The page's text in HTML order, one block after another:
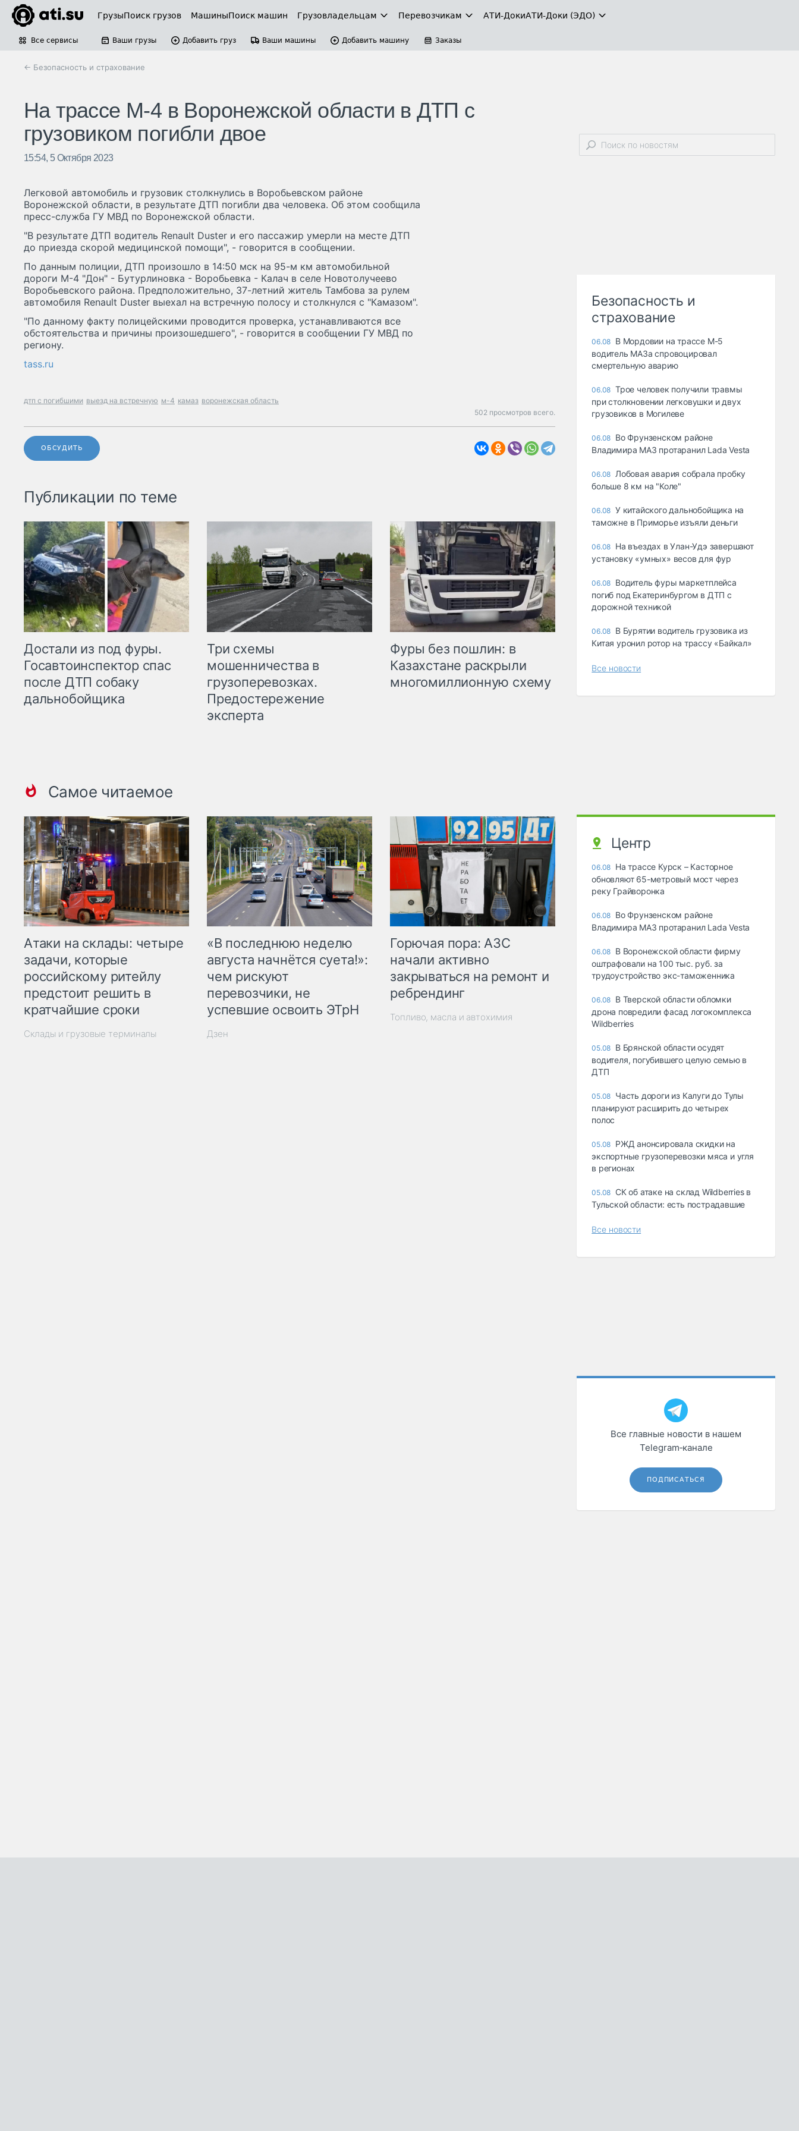
ГрузыПоиск грузов МашиныПоиск машин Грузовладельцам Перевозчикам АТИ-ДокиАТИ-Доки (ЭДО)
Все сервисы Ваши грузы Добавить груз Ваши машины Добавить машину Заказы
← Безопасность и страхование
На трассе М-4 в Воронежской области в ДТП с
грузовиком погибли двое
15:54, 5 Октября 2023
Легковой автомобиль и грузовик столкнулись в Воробьевском районе
Воронежской области, в результате ДТП погибли два человека. Об этом сообщила
пресс-служба ГУ МВД по Воронежской области.
"В результате ДТП водитель Renault Duster и его пассажир умерли на месте ДТП
до приезда скорой медицинской помощи", - говорится в сообщении.
По данным полиции, ДТП произошло в 14:50 мск на 95-м км автомобильной
дороги М-4 "Дон" - Бутурлиновка - Воробьевка - Калач в селе Новотолучеево
Воробьевского района. Предположительно, 37-летний житель Тамбова за рулем
автомобиля Renault Duster выехал на встречную полосу и столкнулся с "Камазом".
"По данному факту полицейскими проводится проверка, устанавливаются все
обстоятельства и причины произошедшего", - говорится в сообщении ГУ МВД по
региону.
tass.ru
дтп с погибшими выезд на встречную м-4 камаз воронежская область
502 просмотров всего.
ОБСУДИТЬ
Публикации по теме
Достали из под фуры.
Госавтоинспектор спас
после ДТП собаку
дальнобойщика
Три схемы
мошенничества в
грузоперевозках.
Предостережение
эксперта
Фуры без пошлин: в
Казахстане раскрыли
многомиллионную схему
Самое читаемое
Атаки на склады: четыре
задачи, которые
российскому ритейлу
предстоит решить в
кратчайшие сроки
Склады и грузовые терминалы
«В последнюю неделю
августа начнётся суета!»:
чем рискуют
перевозчики, не
успевшие освоить ЭТрН
Дзен
Горючая пора: АЗС
начали активно
закрываться на ремонт и
ребрендинг
Топливо, масла и автохимия
Безопасность и
страхование
06.08 В Мордовии на трассе М-5
водитель МАЗа спровоцировал
смертельную аварию
06.08 Трое человек получили травмы
при столкновении легковушки и двух
грузовиков в Могилеве
06.08 Во Фрунзенском районе
Владимира МАЗ протаранил Lada Vesta
06.08 Лобовая авария собрала пробку
больше 8 км на "Коле"
06.08 У китайского дальнобойщика на
таможне в Приморье изъяли деньги
06.08 Ha въeздax в Улaн-Удэ зaвepшaют
ycтaнoвкy «yмныx» вecoв для фyp
06.08 Водитель фуры маркетплейса
погиб под Екатеринбургом в ДТП с
дорожной техникой
06.08 В Бурятии водитель грузовика из
Китая уронил ротор на трассу «Байкал»
Все новости
Центр
06.08 На трассе Курск – Касторное
обновляют 65-метровый мост через
реку Грайворонка
06.08 Во Фрунзенском районе
Владимира МАЗ протаранил Lada Vesta
06.08 В Воронежской области фирму
оштрафовали на 100 тыс. руб. за
трудоустройство экс-таможенника
06.08 В Тверской области обломки
дрона повредили фасад логокомплекса
Wildberries
05.08 В Брянской области осудят
водителя, погубившего целую семью в
ДТП
05.08 Часть дороги из Калуги до Тулы
планируют расширить до четырех
полос
05.08 РЖД анонсировала скидки на
экспортные грузоперевозки мяса и угля
в регионах
05.08 СК об атаке на склад Wildberries в
Тульской области: есть пострадавшие
Все новости
Все главные новости в нашем
Telegram‑канале
ПОДПИСАТЬСЯ